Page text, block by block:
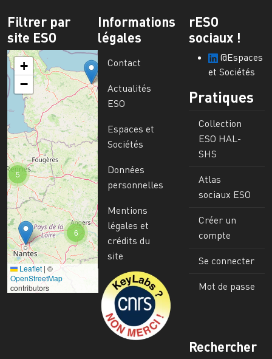
Filtrer par
site ESO
6
5
+
−
Leaflet | ©
OpenStreetMap
contributors
Informations
légales
Contact
Actualités
ESO
Espaces et
Sociétés
Données
personnelles
Mentions
légales et
crédits du
site
Image
rESO
sociaux !
@Espaces
et Sociétés
Pratiques
Collection
ESO HAL-
SHS
Atlas
sociaux ESO
Créer un
compte
Se connecter
Mot de passe
Rechercher